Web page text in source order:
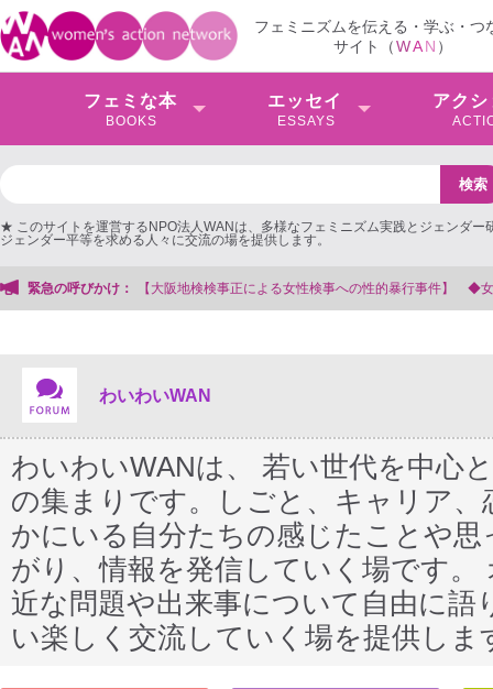
フェミニズムを伝える・学ぶ・つ
サイト（WAN ）
フェミな本
BOOKS
エッセイ
ESSAYS
アクシ
★ このサイトを運営するNPO法人WANは、多様なフェミニズム実践とジェンダー
ジェンダー平等を求める人々に交流の場を提供します。
緊急の呼びかけ：
検事への性的暴行事件】 ◆女性検事を支援する会事務局
わいわいWAN
わいわいWANは、 若い世代を中心
の集まりです。しごと、キャリア
かにいる自分たちの感じたことや
がり、情報を発信していく場です
近な問題や出来事について自由に
い楽しく交流していく場を提供しま